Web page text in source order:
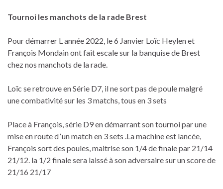
Tournoi les manchots de la rade Brest
Pour démarrer L année 2022, le 6 Janvier Loïc Heylen et
François Mondain ont fait escale sur la banquise de Brest
chez nos manchots de la rade.
Loïc se retrouve en Série D7, il ne sort pas de poule malgré
une combativité sur les 3 matchs, tous en 3 sets
Place à François, série D9 en démarrant son tournoi par une
mise en route d ‘un match en 3 sets .La machine est lancée,
François sort des poules, maitrise son 1/4 de finale par 21/14
21/12. la 1/2 finale sera laissé à son adversaire sur un score de
21/16 21/17